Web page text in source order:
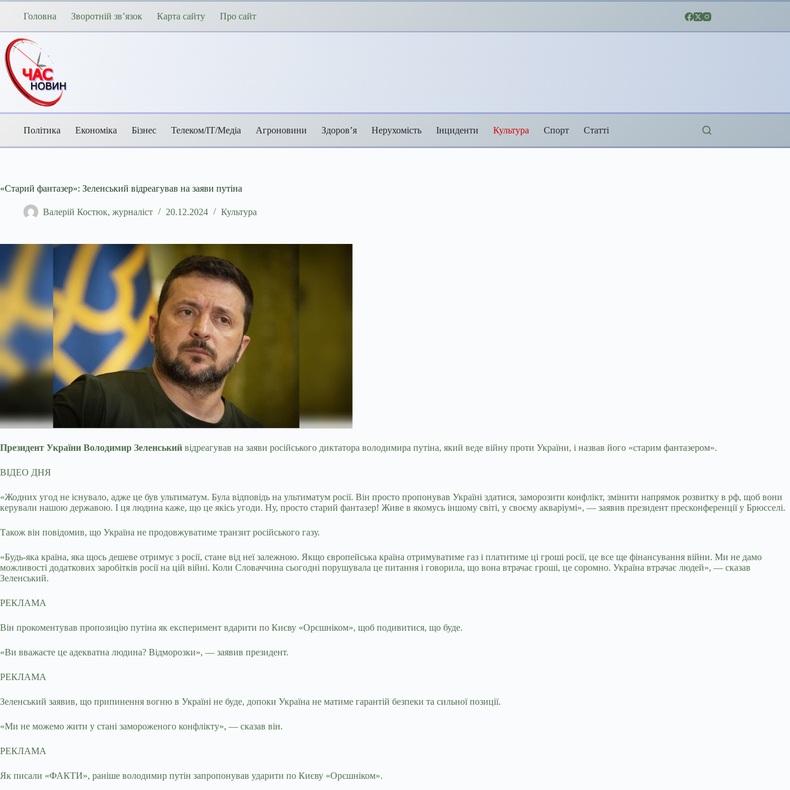
Перейти
Головна Зворотній зв’язок Карта сайту Про сайт
Політика Економіка Бізнес Телеком/ІТ/Медіа Агроновини Здоров’я Нерухомість Інциденти Культура Спорт Статті
«Старий фантазер»: Зеленський відреагував на заяви путіна
Валерій Костюк, журналіст 20.12.2024 Культура
Президент України Володимир Зеленський відреагував на заяви російського диктатора володимира путіна, який веде війну проти України, і назвав його «старим фантазером».
ВІДЕО ДНЯ
«Жодних угод не існувало, адже це був ультиматум. Була відповідь на ультиматум росії. Він просто пропонував Україні здатися, заморозити конфлікт, змінити напрямок розвитку в рф, щоб вони
керували нашою державою. І ця людина каже, що це якісь угоди. Ну, просто старий фантазер! Живе в якомусь іншому світі, у своєму акваріумі», — заявив президент пресконференції у Брюсселі.
Також він повідомив, що Україна не продовжуватиме транзит російського газу.
«Будь-яка країна, яка щось дешеве отримує з росії, стане від неї залежною. Якщо європейська країна отримуватиме газ і платитиме ці гроші росії, це все ще фінансування війни. Ми не дамо
можливості додаткових заробітків росії на цій війні. Коли Словаччина сьогодні порушувала це питання і говорила, що вона втрачає гроші, це соромно. Україна втрачає людей», — сказав
Зеленський.
РЕКЛАМА
Він прокоментував пропозицію путіна як експеримент вдарити по Києву «Орєшніком», щоб подивитися, що буде.
«Ви вважаєте це адекватна людина? Відморозки», — заявив президент.
РЕКЛАМА
Зеленський заявив, що припинення вогню в Україні не буде, допоки Україна не матиме гарантій безпеки та сильної позиції.
«Ми не можемо жити у стані замороженого конфлікту», — сказав він.
РЕКЛАМА
Як писали «ФАКТИ», раніше володимир путін запропонував ударити по Києву «Орєшніком».